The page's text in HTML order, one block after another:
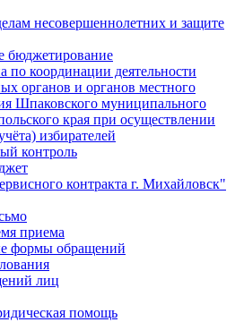
несовершеннолетних и защите
бюджетирование
по координации деятельности
органов и органов местного
Шпаковского муниципального
края при осуществлении
избирателей
контроль
контракта г. Михайловск"
приема
формы обращений
лиц
помощь